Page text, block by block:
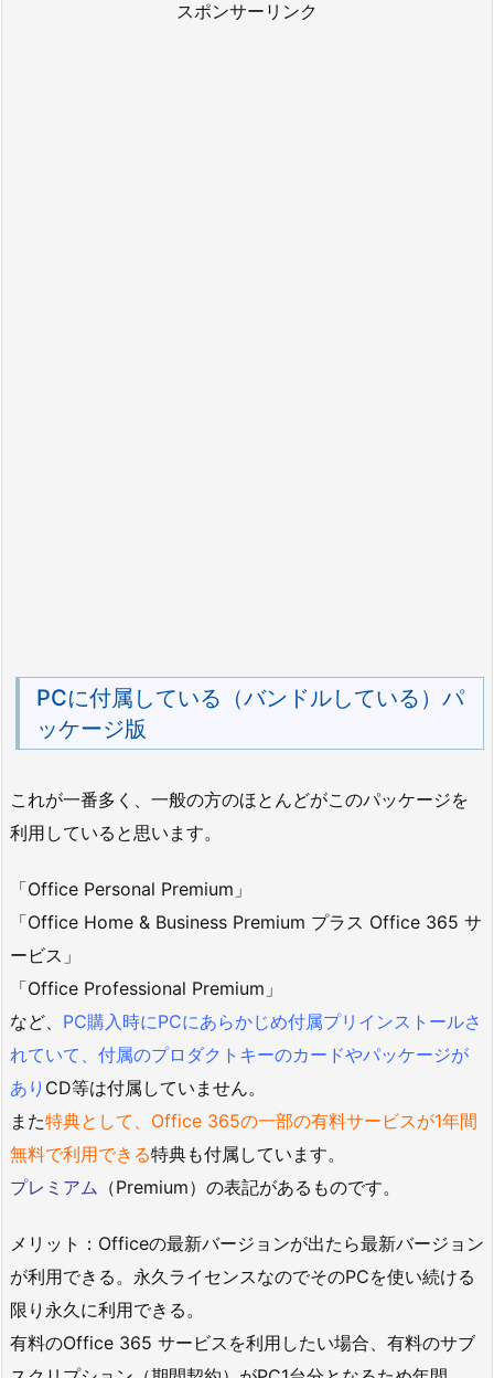
スポンサーリンク
PCに付属している（バンドルしている）パ
ッケージ版
これが一番多く、一般の方のほとんどがこのパッケージを
利用していると思います。
「Office Personal Premium」
「Office Home & Business Premium プラス Office 365 サ
ービス」
「Office Professional Premium」
など、 PC購入時にPCにあらかじめ付属プリインストールさ
れていて、付属のプロダクトキーのカードやパッケージが
あり CD等は付属していません。
また特典として、Office 365の一部の有料サービスが1年間
無料で利用できる特典も付属しています。
プレミアム （Premium）の表記があるものです。
メリット：Officeの最新バージョンが出たら最新バージョン
が利用できる。永久ライセンスなのでそのPCを使い続ける
限り永久に利用できる。
有料のOffice 365 サービスを利用したい場合、有料のサブ